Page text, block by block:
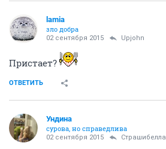
lamia
зло добра
02 сентября 2015 Upjohn
Пристает?
ОТВЕТИТЬ
Ундинa
сурова, но справедлива
02 сентября 2015 Страшибелла